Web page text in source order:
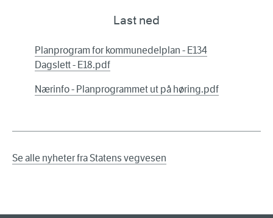
Last ned
Planprogram for kommunedelplan - E134
Dagslett - E18.pdf
Nærinfo - Planprogrammet ut på høring.pdf
Se alle nyheter fra Statens vegvesen